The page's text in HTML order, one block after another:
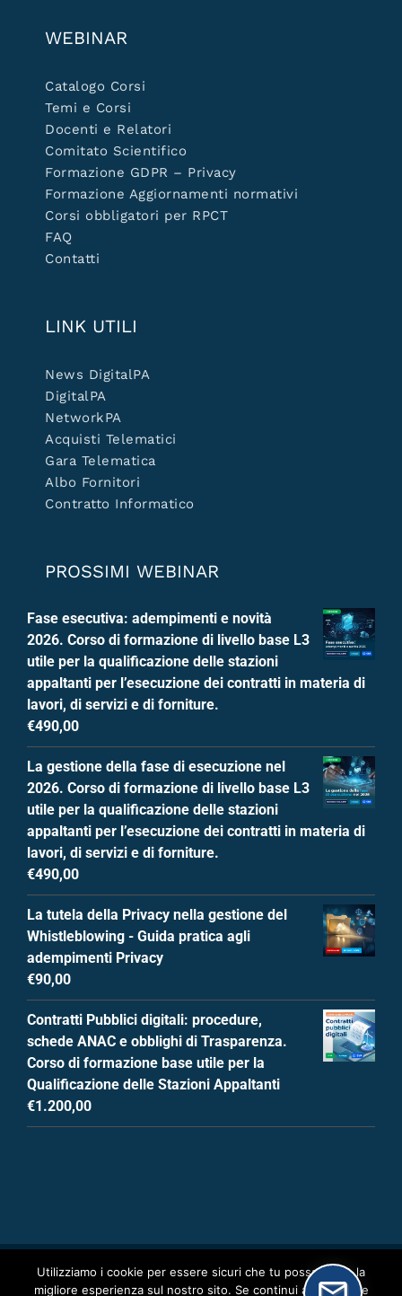
WEBINAR
Catalogo Corsi
Temi e Corsi
Docenti e Relatori
Comitato Scientifico
Formazione GDPR – Privacy
Formazione Aggiornamenti normativi
Corsi obbligatori per RPCT
FAQ
Contatti
LINK UTILI
News DigitalPA
DigitalPA
NetworkPA
Acquisti Telematici
Gara Telematica
Albo Fornitori
Contratto Informatico
PROSSIMI WEBINAR
Fase esecutiva: adempimenti e novità
2026. Corso di formazione di livello base L3
utile per la qualificazione delle stazioni
appaltanti per l’esecuzione dei contratti in materia di
lavori, di servizi e di forniture.
€490,00
La gestione della fase di esecuzione nel
2026. Corso di formazione di livello base L3
utile per la qualificazione delle stazioni
appaltanti per l’esecuzione dei contratti in materia di
lavori, di servizi e di forniture.
€490,00
La tutela della Privacy nella gestione del
Whistleblowing - Guida pratica agli
adempimenti Privacy
€90,00
Contratti Pubblici digitali: procedure,
schede ANAC e obblighi di Trasparenza.
Corso di formazione base utile per la
Qualificazione delle Stazioni Appaltanti
€1.200,00
All Rights Reserved2026 | Powered byDigitalPA Srl P.I.
Utilizziamo i cookie per essere sicuri che tu possa avere la
migliore esperienza sul nostro sito. Se continui ad utilizzare